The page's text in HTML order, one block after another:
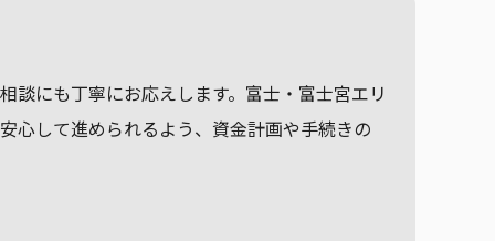
談にも丁寧にお応えします。富士・富士宮エリ
心して進められるよう、資金計画や手続きの